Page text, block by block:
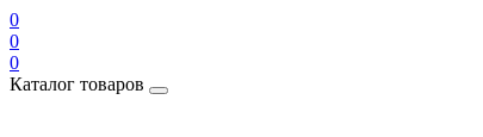
0
0
0
Каталог товаров